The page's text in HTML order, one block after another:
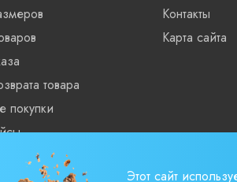
товара
покупки
Контакты
Карта сайта
Этот сайт